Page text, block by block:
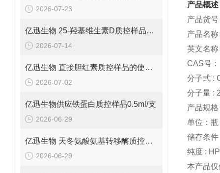
2026-07-23
亿迅生物 25-羟基维生素D质控样品的浓度是多少呢？
2026-07-14
亿迅生物 直接胆红素质控样品的使用方法
2026-07-02
亿迅生物供应铁蛋白质控样品0.5ml/支
2026-06-29
亿迅生物 天冬氨酸氨基转移酶质控样品的质控靶值是多少呢？
2026-06-29
产品概述
产品货
产品名称
英文名
CAS号
分子式 :
分子量 :
产品规
单位：瓶
储存条件
纯度 :
本产品